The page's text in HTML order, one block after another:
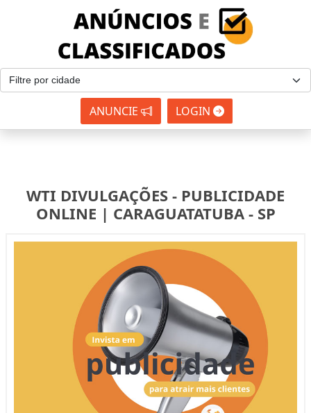
ANUNCIE LOGIN
WTI DIVULGAÇÕES - PUBLICIDADE
ONLINE | CARAGUATATUBA - SP